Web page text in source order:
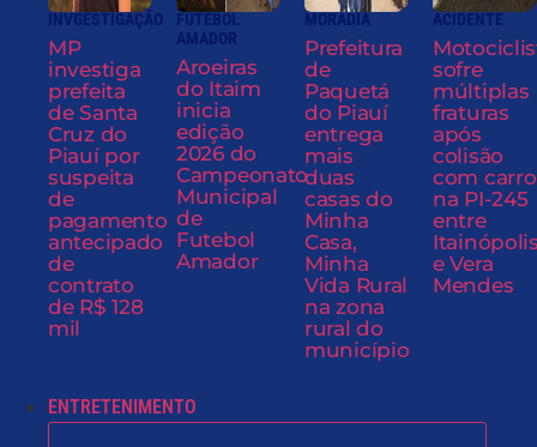
INVGESTIGAÇÃO
MP
investiga
prefeita
de Santa
Cruz do
Piauí por
suspeita
de
pagamento
antecipado
de
contrato
de R$ 128
mil
FUTEBOL
AMADOR
Aroeiras
do Itaim
inicia
edição
2026 do
Campeonato
Municipal
de
Futebol
Amador
MORADIA
Prefeitura
de
Paquetá
do Piauí
entrega
mais
duas
casas do
Minha
Casa,
Minha
Vida Rural
na zona
rural do
município
ACIDENTE
sofre
múltiplas
fraturas
após
colisão
com carro
na PI-245
entre
e Vera
Mendes
ENTRETENIMENTO